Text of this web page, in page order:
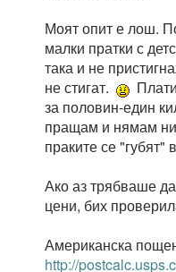
Моят опит е лош.
малки пратки с
така и не
не стигат.
за половин-един
пращам и нямам
праките се "губят"
Ако аз трябваше
цени, бих
Американска
http://